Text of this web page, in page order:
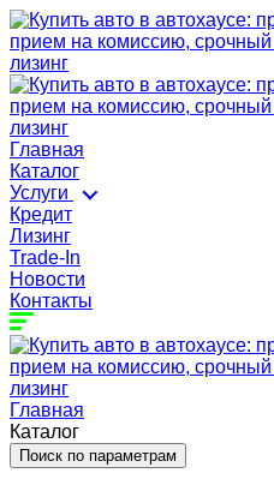
Главная
Каталог
Услуги
Кредит
Лизинг
Trade-In
Новости
Контакты
Главная
Каталог
Поиск по параметрам